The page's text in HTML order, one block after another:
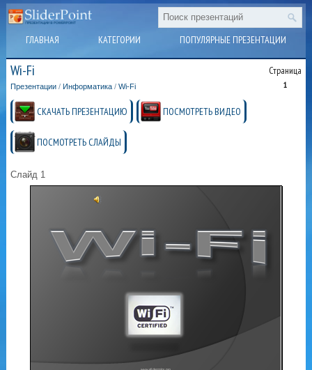
ГЛАВНАЯ КАТЕГОРИИ ПОПУЛЯРНЫЕ ПРЕЗЕНТАЦИИ
Wi-Fi Страница
1
Презентации / Информатика /Wi-Fi
СКАЧАТЬ ПРЕЗЕНТАЦИЮ ПОСМОТРЕТЬ ВИДЕО
ПОСМОТРЕТЬ СЛАЙДЫ
Слайд 1